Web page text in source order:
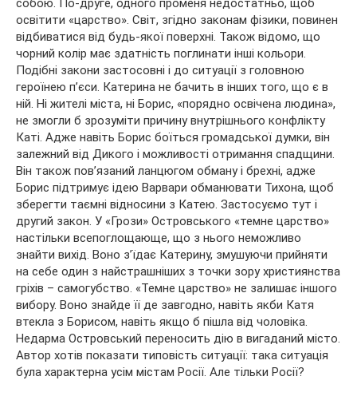
собою. По-друге, одного променя недостатньо, щоб
освітити «царство». Світ, згідно законам фізики, повинен
відбиватися від будь-якої поверхні. Також відомо, що
чорний колір має здатність поглинати інші кольори.
Подібні закони застосовні і до ситуації з головною
героїнею п’єси. Катерина не бачить в інших того, що є в
ній. Ні жителі міста, ні Борис, «порядно освічена людина»,
не змогли б зрозуміти причину внутрішнього конфлікту
Каті. Адже навіть Борис боїться громадської думки, він
залежний від Дикого і можливості отримання спадщини.
Він також пов’язаний ланцюгом обману і брехні, адже
Борис підтримує ідею Варвари обманювати Тихона, щоб
зберегти таємні відносини з Катею. Застосуємо тут і
другий закон. У «Грози» Островського «темне царство»
настільки всепоглощающе, що з нього неможливо
знайти вихід. Воно з’їдає Катерину, змушуючи прийняти
на себе один з найстрашніших з точки зору християнства
гріхів – самогубство. «Темне царство» не залишає іншого
вибору. Воно знайде її де завгодно, навіть якби Катя
втекла з Борисом, навіть якщо б пішла від чоловіка.
Недарма Островський переносить дію в вигаданий місто.
Автор хотів показати типовість ситуації: така ситуація
була характерна усім містам Росії. Але тільки Росії?